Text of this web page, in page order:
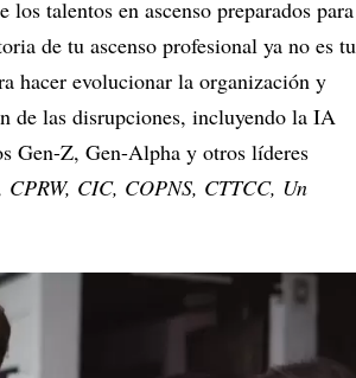
talentos en ascenso preparados para
de tu ascenso profesional ya no es tu
hacer evolucionar la organización y
de las disrupciones, incluyendo la IA
Gen-Z, Gen-Alpha y otros líderes
CPRW, CIC, COPNS, CTTCC, Un